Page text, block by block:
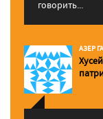
говорить...
АЗЕР